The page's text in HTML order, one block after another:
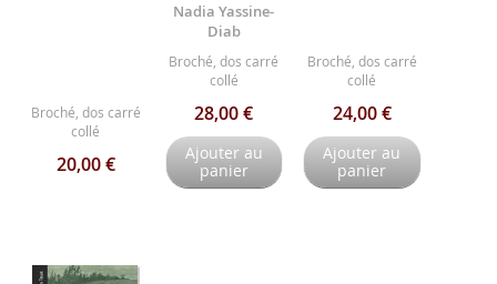
Broché, dos carré
collé
20,00 €
Nadia Yassine-
Diab
Broché, dos carré
collé
28,00 €
Ajouter au
panier
Broché, dos carré
collé
24,00 €
Ajouter au
panier